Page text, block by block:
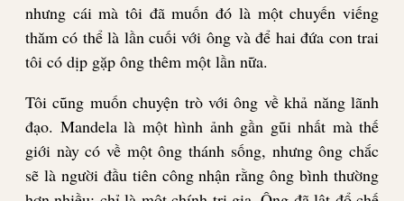
nhưng cái mà tôi đã muốn đó là một chuyến viếng
thăm có thể là lần cuối với ông và để hai đứa con trai
tôi có dịp gặp ông thêm một lần nữa.
Tôi cũng muốn chuyện trò với ông về khả năng lãnh
đạo. Mandela là một hình ảnh gần gũi nhất mà thế
giới này có về một ông thánh sống, nhưng ông chắc
sẽ là người đầu tiên công nhận rằng ông bình thường